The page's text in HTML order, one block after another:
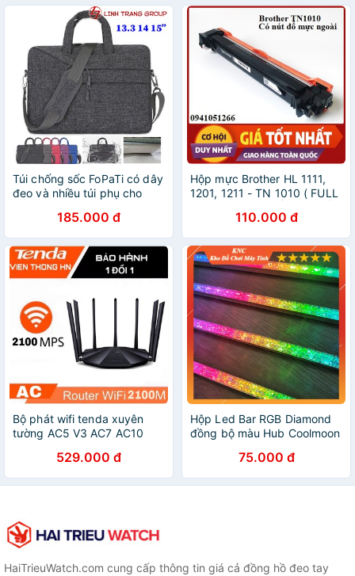
Túi chống sốc FoPaTi có dây
đeo và nhiều túi phụ cho
185.000 đ
Hộp mực Brother HL 1111,
1201, 1211 - TN 1010 ( FULL
DÀNG NẠP LẠI MỰC
110.000 đ
Bộ phát wifi tenda xuyên
tường AC5 V3 AC7 AC10
kích sóng router nối sóng
khuếch đại - vienthonghn
529.000 đ
Hộp Led Bar RGB Diamond
đồng bộ màu Hub Coolmoon
75.000 đ
HaiTrieuWatch.com cung cấp thông tin giá cả đồng hồ đeo tay